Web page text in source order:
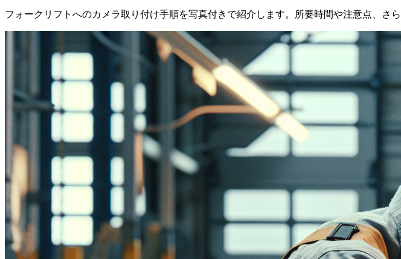
フォークリフトへのカメラ取り付け手順を写真付きで紹介します。所要時間や注意点、さ